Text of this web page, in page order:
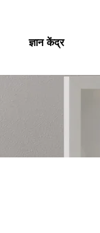
ज्ञान केंद्र